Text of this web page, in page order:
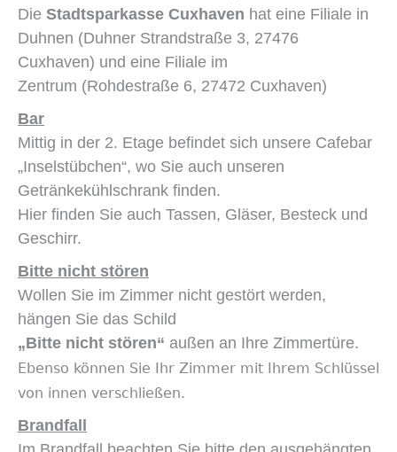
Die Stadtsparkasse Cuxhaven hat eine Filiale in
Duhnen (Duhner Strandstraße 3, 27476
Cuxhaven) und eine Filiale im
Zentrum (Rohdestraße 6, 27472 Cuxhaven)
Bar
Mittig in der 2. Etage befindet sich unsere Cafebar
„Inselstübchen“, wo Sie auch unseren
Getränkekühlschrank finden.
Hier finden Sie auch Tassen, Gläser, Besteck und
Geschirr.
Bitte nicht stören
Wollen Sie im Zimmer nicht gestört werden,
hängen Sie das Schild
„Bitte nicht stören“ außen an Ihre Zimmertüre.
Ebenso können Sie Ihr Zimmer mit Ihrem Schlüssel
von innen verschließen.
Brandfall